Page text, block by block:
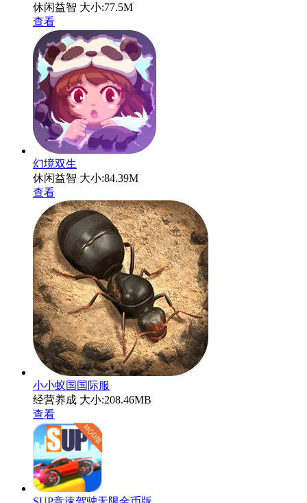
休闲益智 大小:77.5M
查看
幻境双生
休闲益智 大小:84.39M
查看
小小蚁国国际服
经营养成 大小:208.46MB
查看